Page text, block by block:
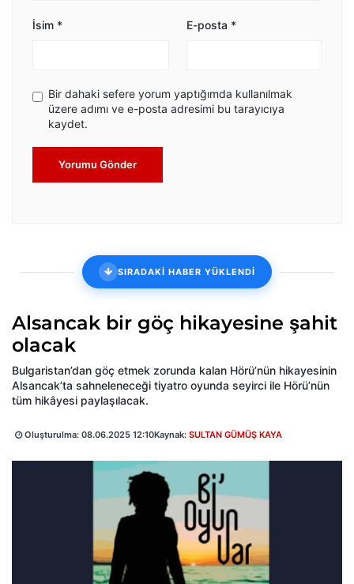
İsim * E-posta *
Bir dahaki sefere yorum yaptığımda kullanılmak
üzere adımı ve e-posta adresimi bu tarayıcıya
kaydet.
Yorumu Gönder
SIRADAKİ HABER YÜKLENDİ
Alsancak bir göç hikayesine şahit
olacak
Bulgaristan’dan göç etmek zorunda kalan Hörü’nün hikayesinin
Alsancak’ta sahneleneceği tiyatro oyunda seyirci ile Hörü’nün
tüm hikâyesi paylaşılacak.
Oluşturulma: 08.06.2025 12:10Kaynak: SULTAN GÜMÜŞ KAYA